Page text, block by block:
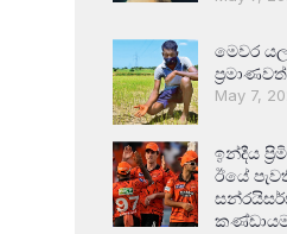
මෙවර
May 7,
ඉන්දීය
ඊයේ